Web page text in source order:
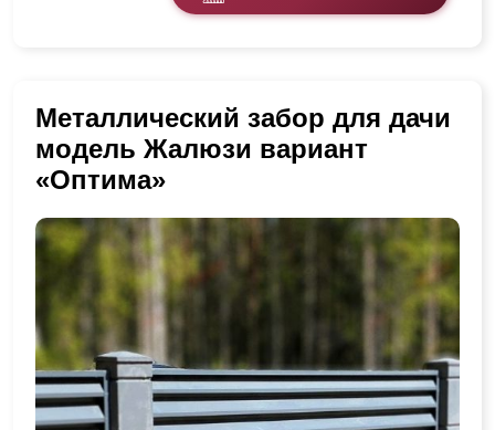
Металлический забор для дачи
модель Жалюзи вариант
«Оптима»